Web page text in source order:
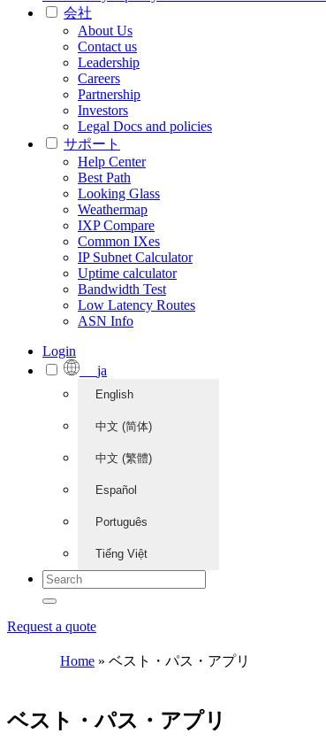
会社
About Us
Contact us
Leadership
Careers
Partnership
Investors
Legal Docs and policies
サポート
Help Center
Best Path
Looking Glass
Weathermap
IXP Compare
Common IXes
IP Subnet Calculator
Uptime calculator
Bandwidth Test
Low Latency Routes
ASN Info
Login
ja
English
中文 (简体)
中文 (繁體)
Español
Português
Tiếng Việt
Request a quote
Home » ベスト・パス・アプリ
ベスト・パス・アプリ